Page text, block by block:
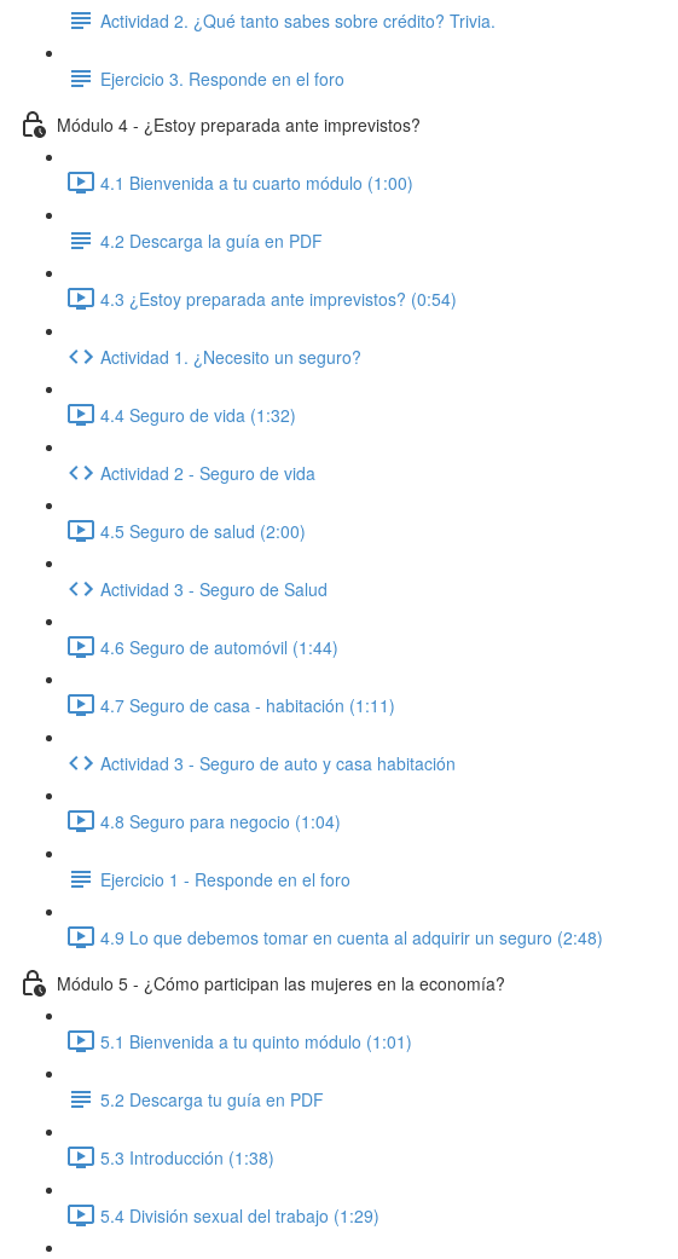
Actividad 2. ¿Qué tanto sabes sobre crédito? Trivia.
Ejercicio 3. Responde en el foro
Módulo 4 - ¿Estoy preparada ante imprevistos?
4.1 Bienvenida a tu cuarto módulo (1:00)
4.2 Descarga la guía en PDF
4.3 ¿Estoy preparada ante imprevistos? (0:54)
Actividad 1. ¿Necesito un seguro?
4.4 Seguro de vida (1:32)
Actividad 2 - Seguro de vida
4.5 Seguro de salud (2:00)
Actividad 3 - Seguro de Salud
4.6 Seguro de automóvil (1:44)
4.7 Seguro de casa - habitación (1:11)
Actividad 3 - Seguro de auto y casa habitación
4.8 Seguro para negocio (1:04)
Ejercicio 1 - Responde en el foro
4.9 Lo que debemos tomar en cuenta al adquirir un seguro (2:48)
Módulo 5 - ¿Cómo participan las mujeres en la economía?
5.1 Bienvenida a tu quinto módulo (1:01)
5.2 Descarga tu guía en PDF
5.3 Introducción (1:38)
5.4 División sexual del trabajo (1:29)